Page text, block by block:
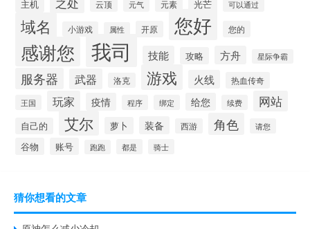
主机 云顶 元气 元素 光芒 可以通过
域名 小游戏 属性 开原 您好 您的
感谢您 我司 技能 攻略 方舟 星际争霸
服务器 武器 洛克 游戏 火线 热血传奇
王国 玩家 疫情 程序 绑定 给您 续费 网站
自己的 艾尔 萝卜 装备 西游 角色 请您
谷物 账号 跑跑 都是 骑士
猜你想看的文章